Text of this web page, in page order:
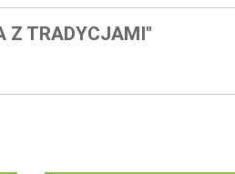
Z TRADYCJAMI"